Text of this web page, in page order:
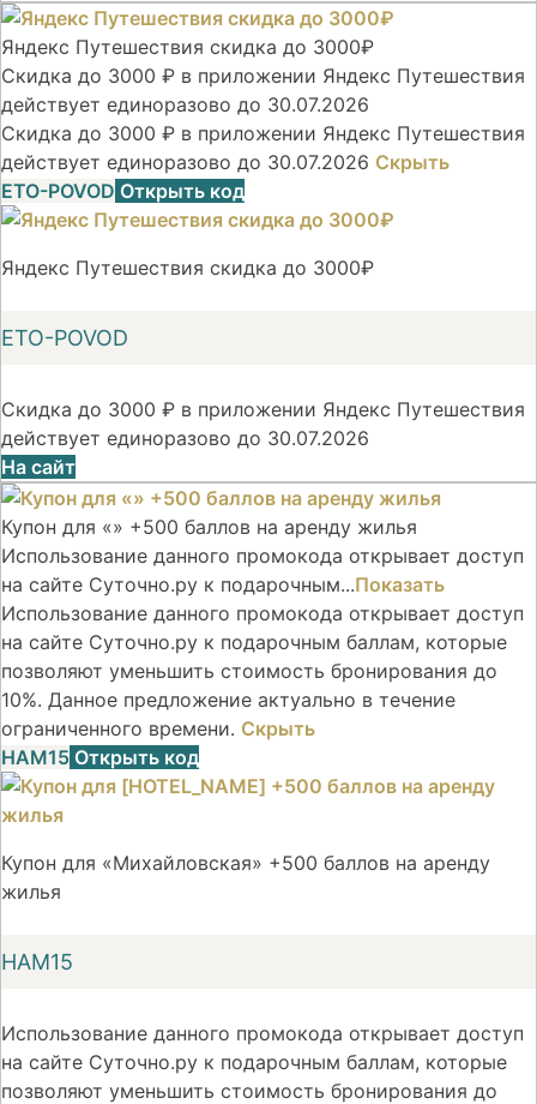
Яндекс Путешествия скидка до 3000₽
Скидка до 3000 ₽ в приложении Яндекс Путешествия
действует единоразово до 30.07.2026
Скидка до 3000 ₽ в приложении Яндекс Путешествия
действует единоразово до 30.07.2026 Скрыть
ETO-POVOD Открыть код
Яндекс Путешествия скидка до 3000₽
ETO-POVOD
Скидка до 3000 ₽ в приложении Яндекс Путешествия
действует единоразово до 30.07.2026
На сайт
Купон для «» +500 баллов на аренду жилья
Использование данного промокода открывает доступ
на сайте Суточно.ру к подарочным...Показать
Использование данного промокода открывает доступ
на сайте Суточно.ру к подарочным баллам, которые
позволяют уменьшить стоимость бронирования до
10%. Данное предложение актуально в течение
ограниченного времени. Скрыть
НАМ15 Открыть код
Купон для «Михайловская» +500 баллов на аренду
жилья
НАМ15
Использование данного промокода открывает доступ
на сайте Суточно.ру к подарочным баллам, которые
позволяют уменьшить стоимость бронирования до